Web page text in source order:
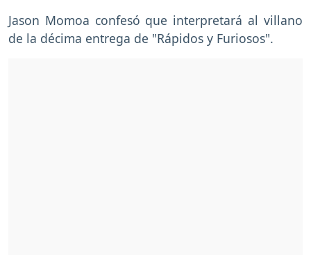
Jason Momoa confesó que interpretará al villano
de la décima entrega de "Rápidos y Furiosos".